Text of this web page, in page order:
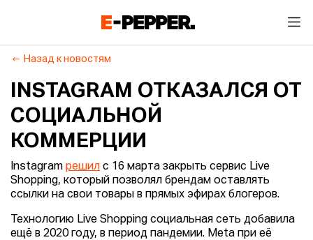
Назад к новостям
INSTAGRAM ОТКАЗАЛСЯ ОТ
СОЦИАЛЬНОЙ
КОММЕРЦИИ
Instagram решил с 16 марта закрыть сервис Live
Shopping, который позволял брендам оставлять
ссылки на свои товары в прямых эфирах блогеров.
Технологию Live Shopping социальная сеть добавила
ещё в 2020 году, в период пандемии. Meta при её